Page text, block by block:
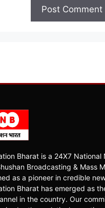
Bharat is a 24X7 National
Broadcasting & Mass
as a pioneer in credible
Bharat has emerged as
in the country. Our